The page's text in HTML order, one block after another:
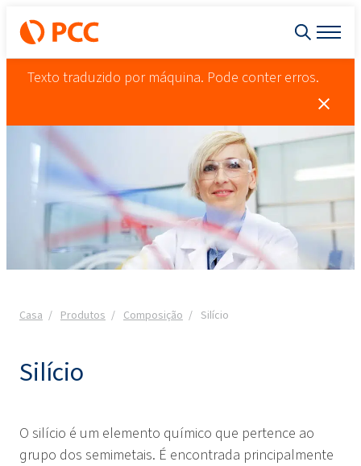
Texto traduzido por máquina. Pode conter erros.
Casa Produtos Composição Silício
Silício
O silício é um elemento químico que pertence ao
grupo dos semimetais. É encontrada principalmente